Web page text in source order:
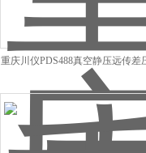
重庆川仪PDS488真空静压远传差